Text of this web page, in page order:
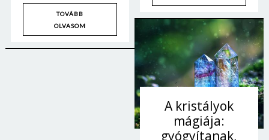
TOVÁBB
OLVASOM
A kristályok
mágiája:
gyógyítanak,